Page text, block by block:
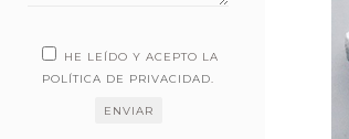
HE LEÍDO Y ACEPTO LA
POLÍTICA DE PRIVACIDAD.